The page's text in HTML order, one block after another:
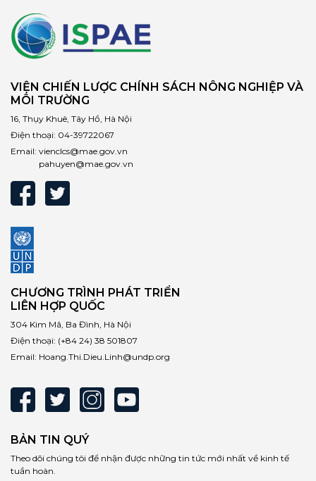
VIỆN CHIẾN LƯỢC CHÍNH SÁCH NÔNG NGHIỆP VÀ
MÔI TRƯỜNG
16, Thụy Khuê, Tây Hồ, Hà Nội
Điện thoại: 04-39722067
Email: vienclcs@mae.gov.vn
pahuyen@mae.gov.vn
CHƯƠNG TRÌNH PHÁT TRIỂN
LIÊN HỢP QUỐC
304 Kim Mã, Ba Đình, Hà Nội
Điện thoại: (+84 24) 38 501807
Email: Hoang.Thi.Dieu.Linh@undp.org
BẢN TIN QUÝ
Theo dõi chúng tôi để nhận được những tin tức mới nhất về kinh tế
tuần hoàn.